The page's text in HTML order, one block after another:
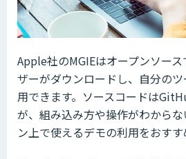
Apple社のMGIEはオープンソー
ザーがダウンロードし、自分の
用できます。ソースコードは
が、組み込み方や操作がわから
ン上で使えるデモの利用をおすす